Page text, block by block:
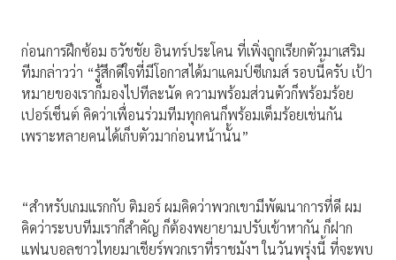
ก่อนการฝึกซ้อม ธวัชชัย อินทร์ประโคน ที่เพิ่งถูกเรียกตัวมาเสริม
ทีมกล่าวว่า “รู้สึกดีใจที่มีโอกาสได้มาแคมป์ซีเกมส์ รอบนี้ครับ เป้า
หมายของเราก็มองไปทีละนัด ความพร้อมส่วนตัวก็พร้อมร้อย
เปอร์เซ็นต์ คิดว่าเพื่อนร่วมทีมทุกคนก็พร้อมเต็มร้อยเช่นกัน
เพราะหลายคนได้เก็บตัวมาก่อนหน้านั้น”
“สำหรับเกมแรกกับ ติมอร์ ผมคิดว่าพวกเขามีพัฒนาการที่ดี ผม
คิดว่าระบบทีมเราก็สำคัญ ก็ต้องพยายามปรับเข้าหากัน ก็ฝาก
แฟนบอลชาวไทยมาเชียร์พวกเราที่ราชมังฯ ในวันพรุ่งนี้ ที่จะพบ